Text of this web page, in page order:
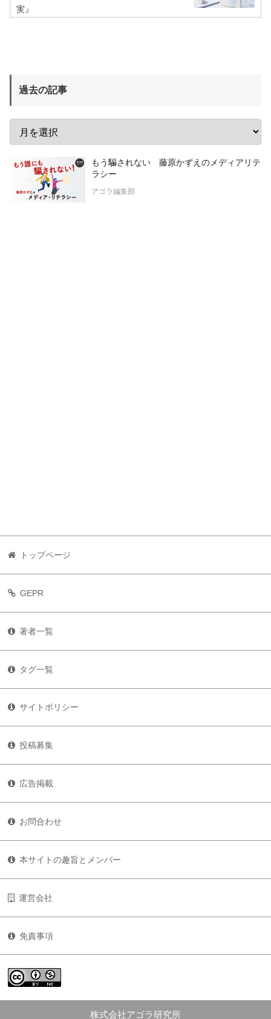
実』
過去の記事
もう騙されない 藤原かずえのメディアリテ
ラシー
アゴラ編集部
トップページ
GEPR
著者一覧
タグ一覧
サイトポリシー
投稿募集
広告掲載
お問合わせ
本サイトの趣旨とメンバー
運営会社
免責事項
株式会社アゴラ研究所